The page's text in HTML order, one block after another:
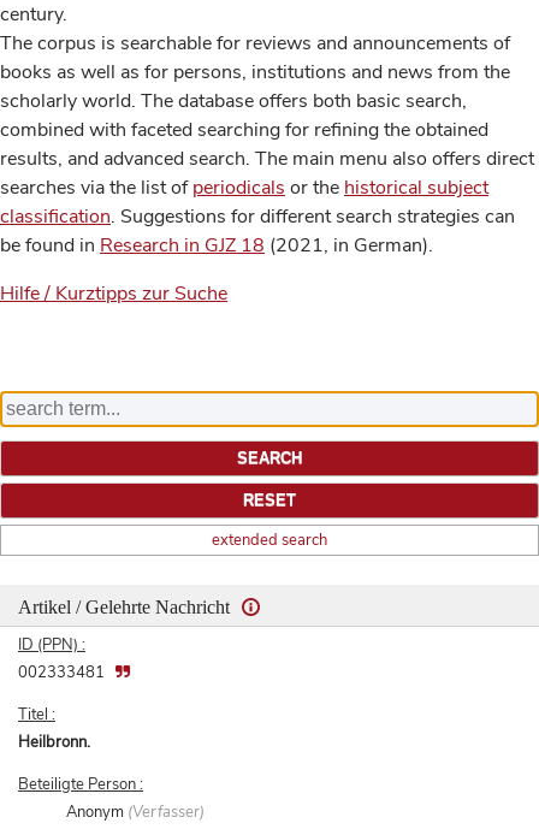
century.
The corpus is searchable for reviews and announcements of
books as well as for persons, institutions and news from the
scholarly world. The database offers both basic search,
combined with faceted searching for refining the obtained
results, and advanced search. The main menu also offers direct
searches via the list ofperiodicals or the historical subject
classification. Suggestions for different search strategies can
be found in Research in GJZ 18 (2021, in German).
Hilfe / Kurztipps zur Suche
extended search
Artikel / Gelehrte Nachricht
ID (PPN) :
002333481
Titel :
Heilbronn.
Beteiligte Person :
Anonym (Verfasser)